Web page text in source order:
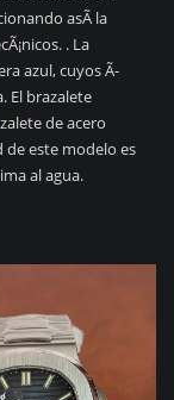
asÃ­ la
. La
azul, cuyos Ã­
El brazalete
de acero
este modelo es
al agua.